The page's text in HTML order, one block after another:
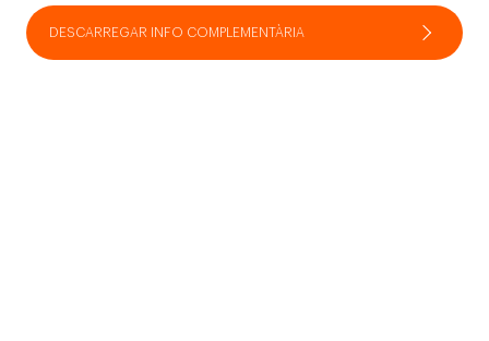
DESCARREGAR INFO COMPLEMENTÀRIA